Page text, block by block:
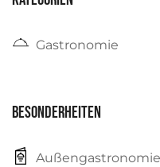
Gastronomie
Besonderheiten
Außengastronomie